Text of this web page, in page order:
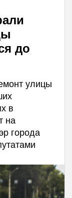
до
улицы
в
на
города